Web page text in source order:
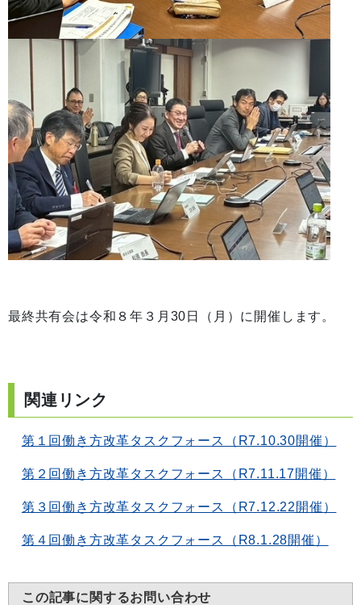
最終共有会は令和８年３月30日（月）に開催します。
関連リンク
第１回働き方改革タスクフォース（R7.10.30開催）
第２回働き方改革タスクフォース（R7.11.17開催）
第３回働き方改革タスクフォース（R7.12.22開催）
第４回働き方改革タスクフォース（R8.1.28開催）
この記事に関するお問い合わせ